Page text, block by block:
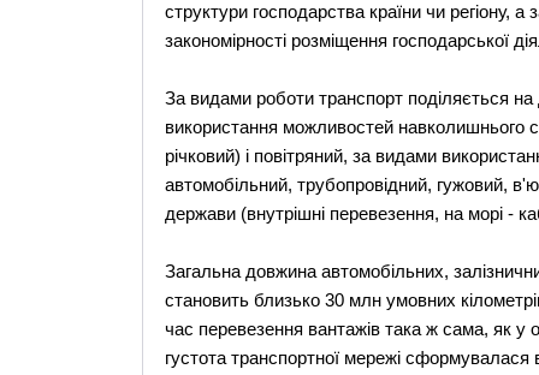
структури господарства країни чи регіону,
закономірності розміщення господарської
За видами роботи транспорт поділяється
використання можливостей навколишнього
річковий) і повітряний, за видами
автомобільний, трубопровідний, гужовий,
держави (внутрішні перевезення, на морі -
Загальна довжина автомобільних,
становить близько 30 млн умовних
час перевезення вантажів така ж сама, як у
густота транспортної мережі